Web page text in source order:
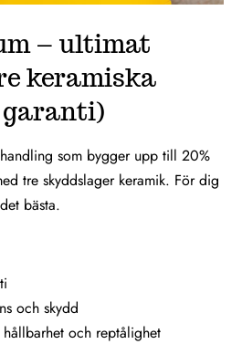
– ultimat
keramiska
garanti)
som bygger upp till 20%
tre skyddslager keramik. För dig
bästa.
och skydd
och reptålighet